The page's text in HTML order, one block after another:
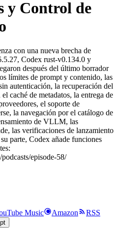
y Control de
con una nueva brecha de
Codex rust‑v0.134.0 y
después del último borrador
límites de prompt y contenido, las
autenticación, la recuperación del
caché de metadatos, la entrega de
el soporte de
la navegación por el catálogo de
de VLLM, las
las verificaciones de lanzamiento
parte, Codex añade funciones
episode-58/
Music Amazon RSS